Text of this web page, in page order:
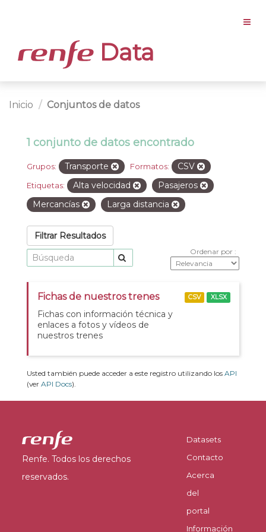
Data
Inicio Conjuntos de datos
1 conjunto de datos encontrado
Grupos: Transporte Formatos: CSV
Etiquetas: Alta velocidad
Pasajeros
Mercancías
Larga distancia
Filtrar Resultados
Ordenar por
Fichas de nuestros trenes
Fichas con información técnica y
enlaces a fotos y vídeos de
nuestros trenes
CSV XLSX
Usted también puede acceder a este registro utilizando los API
(ver API Docs).
Renfe. Todos los derechos
reservados.
Datasets
Contacto
Acerca
del
portal
Información